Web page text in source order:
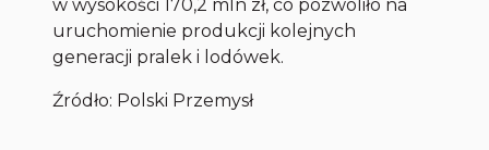
w wysokości 170,2 mln zł, co pozwoliło na
uruchomienie produkcji kolejnych
generacji pralek i lodówek.
Źródło: Polski Przemysł